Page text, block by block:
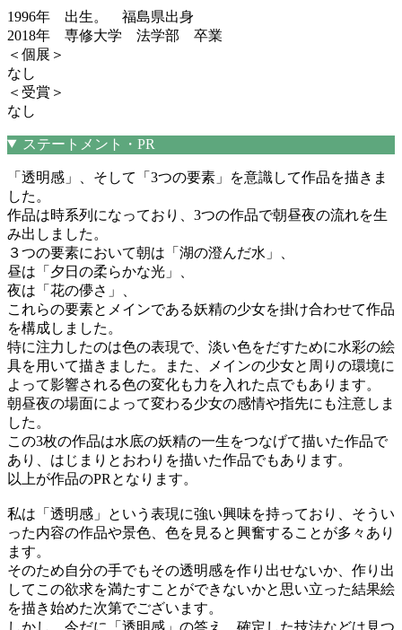
1996年 出生。 福島県出身
2018年 専修大学 法学部 卒業
＜個展＞
なし
＜受賞＞
なし
ステートメント・PR
「透明感」、そして「3つの要素」を意識して作品を描きま
した。
作品は時系列になっており、3つの作品で朝昼夜の流れを生
み出しました。
３つの要素において朝は「湖の澄んだ水」、
昼は「夕日の柔らかな光」、
夜は「花の儚さ」、
これらの要素とメインである妖精の少女を掛け合わせて作品
を構成しました。
特に注力したのは色の表現で、淡い色をだすために水彩の絵
具を用いて描きました。また、メインの少女と周りの環境に
よって影響される色の変化も力を入れた点でもあります。
朝昼夜の場面によって変わる少女の感情や指先にも注意しま
した。
この3枚の作品は水底の妖精の一生をつなげて描いた作品で
あり、はじまりとおわりを描いた作品でもあります。
以上が作品のPRとなります。
私は「透明感」という表現に強い興味を持っており、そうい
った内容の作品や景色、色を見ると興奮することが多々あり
ます。
そのため自分の手でもその透明感を作り出せないか、作り出
してこの欲求を満たすことができないかと思い立った結果絵
を描き始めた次第でございます。
しかし、今だに「透明感」の答え、確定した技法などは見つ